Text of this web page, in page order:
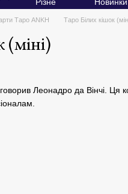
Таро ANKH Таро Білих кішок
Леонадро да Вінчі. Ця